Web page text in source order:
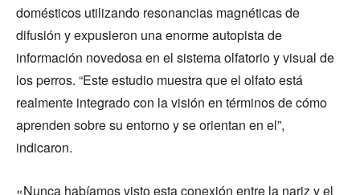
domésticos utilizando resonancias magnéticas de
difusión y expusieron una enorme autopista de
información novedosa en el sistema olfatorio y visual de
los perros. “Este estudio muestra que el olfato está
realmente integrado con la visión en términos de cómo
aprenden sobre su entorno y se orientan en el”,
indicaron.
«Nunca habíamos visto esta conexión entre la nariz y el